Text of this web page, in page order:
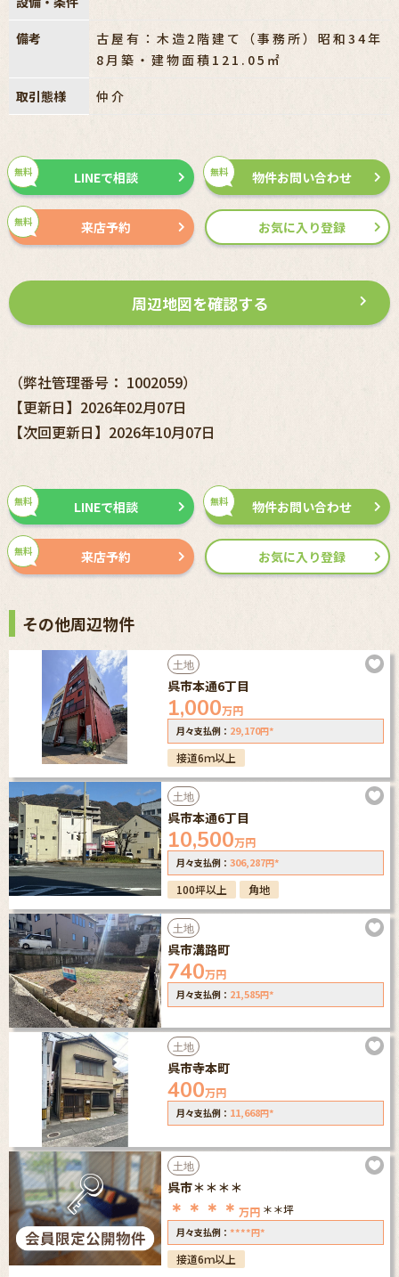
備考
古屋有：木造2階建て（事務所）昭和34年
8月築・建物面積121.05㎡
取引態様 仲介
無料 物件お問い合わせ
無料 LINEで相談
無料 来店予約 お気に入り登録
周辺地図を確認する
（弊社管理番号： 1002059）
【更新日】2026年02月07日
【次回更新日】2026年10月07日
無料 物件お問い合わせ
無料 LINEで相談
無料 来店予約 お気に入り登録
その他周辺物件
土地
呉市本通6丁目
1,000万円
月々支払例： 29,170円*
接道6ｍ以上
土地
呉市本通6丁目
10,500万円
月々支払例： 306,287円*
100坪以上 角地
土地
呉市溝路町
740万円
月々支払例： 21,585円*
土地
呉市寺本町
400万円
月々支払例： 11,668円*
土地
呉市＊＊＊＊
＊＊＊＊ 万円 ＊＊坪
月々支払例： ****円*
接道6ｍ以上